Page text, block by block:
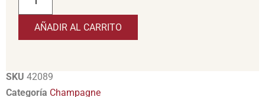
AÑADIR AL CARRITO
SKU 42089
Categoría Champagne